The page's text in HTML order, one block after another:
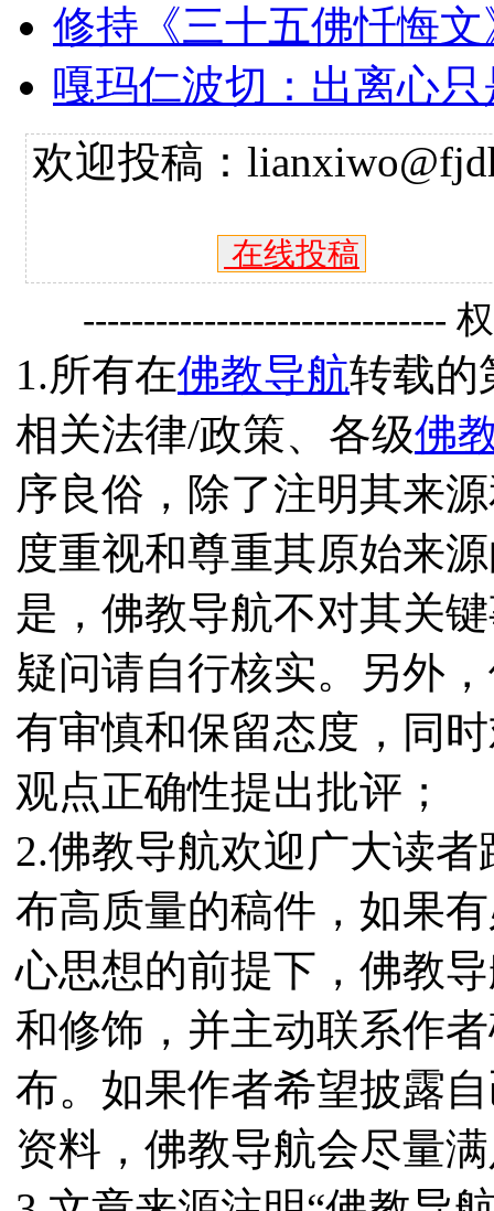
修持《三十五佛忏悔
嘎玛仁波切：出离心
欢迎投稿：
在线投稿
------------------------------
1.所有在佛教导航转载的
相关法律/政策、各级佛
序良俗，除了注明其来
度重视和尊重其原始来
是，佛教导航不对其关
疑问请自行核实。另外
有审慎和保留态度，同
观点正确性提出批评；
2.佛教导航欢迎广大读
布高质量的稿件，如果
心思想的前提下，佛教
和修饰，并主动联系作
布。如果作者希望披露
资料，佛教导航会尽量